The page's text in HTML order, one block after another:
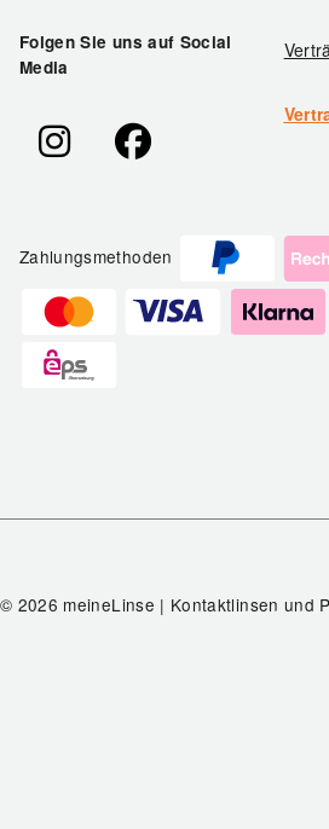
Folgen Sie uns auf Social
Media
Zahlungsmethoden
© 2026 meineLinse | Kontaktlinsen und